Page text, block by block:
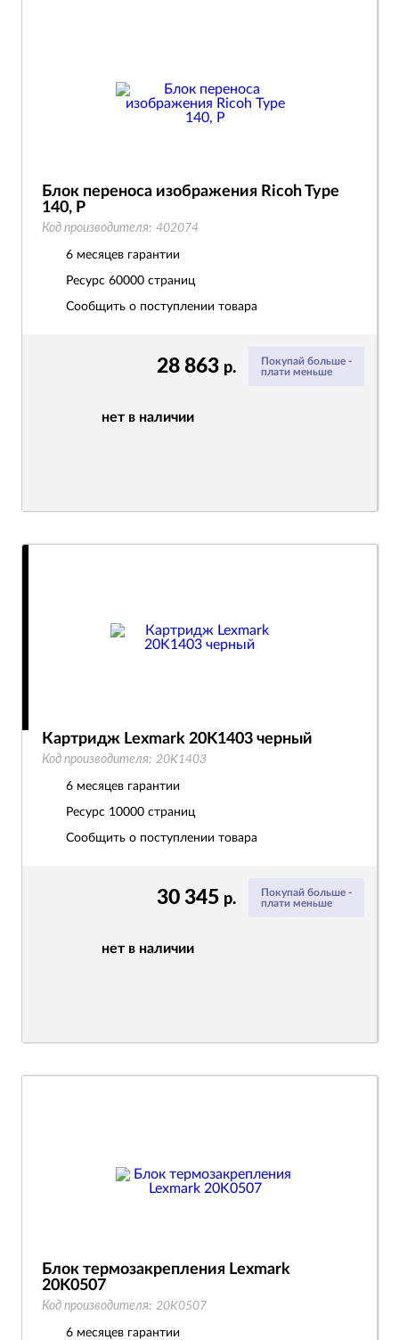
Покупай больше -
плати меньше
28 863 р.
нет в наличии
Блок переноса изображения Ricoh Type
140, P
Код производителя: 402074
6 месяцев гарантии
Ресурс 60000 страниц
Сообщить о поступлении товара
Покупай больше -
плати меньше
30 345 р.
нет в наличии
Картридж Lexmark 20K1403 черный
Код производителя: 20K1403
6 месяцев гарантии
Ресурс 10000 страниц
Сообщить о поступлении товара
Блок термозакрепления Lexmark
20K0507
Код производителя: 20K0507
6 месяцев гарантии